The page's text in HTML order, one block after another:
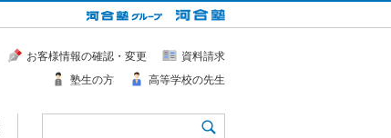
お客様情報の確認・変更
資料請求
塾生の方
高等学校の先生